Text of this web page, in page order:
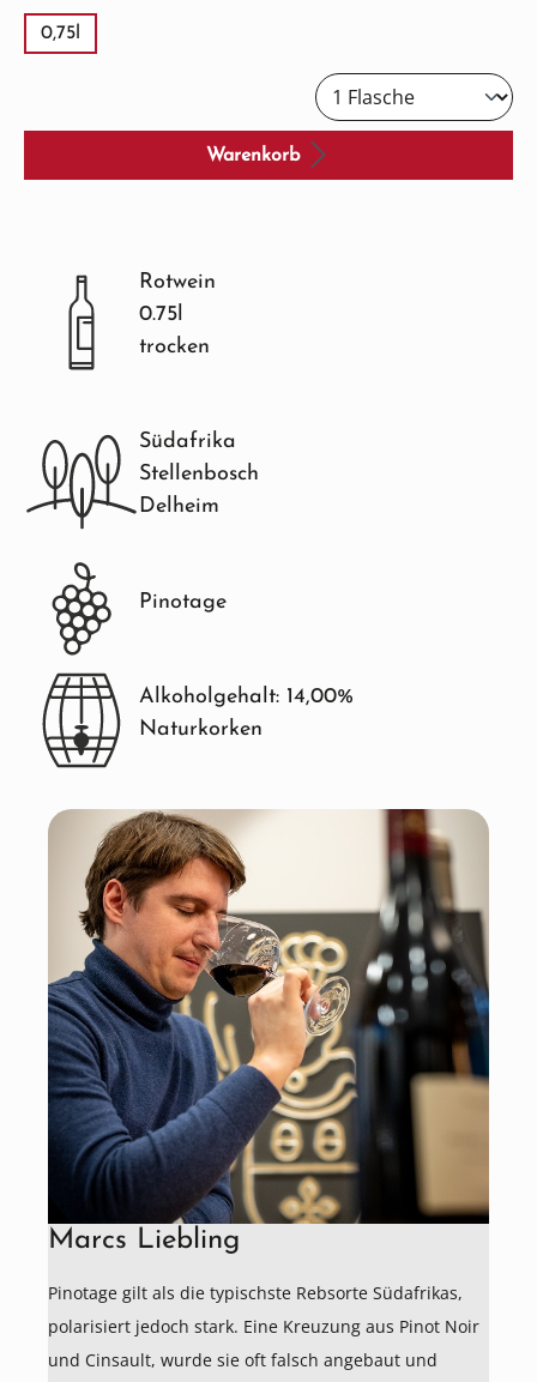
0,75l
Warenkorb
Rotwein
0.75l
trocken
Südafrika
Stellenbosch
Delheim
Pinotage
Alkoholgehalt: 14,00%
Naturkorken
Marcs Liebling
Pinotage gilt als die typischste Rebsorte Südafrikas,
polarisiert jedoch stark. Eine Kreuzung aus Pinot Noir
und Cinsault, wurde sie oft falsch angebaut und